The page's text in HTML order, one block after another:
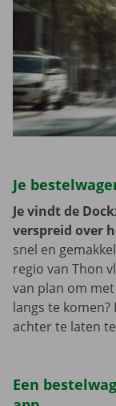
Je
Je vindt de
verspreid over
snel en
regio van Thon
van plan om
langs te
achter te laten
Een